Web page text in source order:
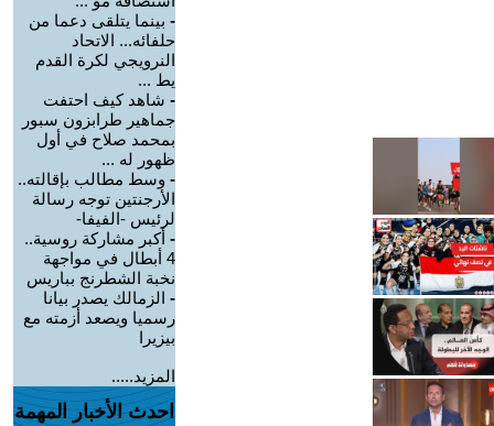
- بينما يتلقى دعما من
حلفائه... الاتحاد
النرويجي لكرة القدم
يط ...
- شاهد كيف احتفت
جماهير طرابزون سبور
بمحمد صلاح في أول
ظهور له ...
- وسط مطالب بإقالته..
الأرجنتين توجه رسالة
لرئيس -الفيفا-
- أكبر مشاركة روسية..
4 أبطال في مواجهة
نخبة الشطرنج بباريس
- الزمالك يصدر بيانا
رسميا ويصعد أزمته مع
بيزيرا
المزيد.....
احدث الأخبار المهمة